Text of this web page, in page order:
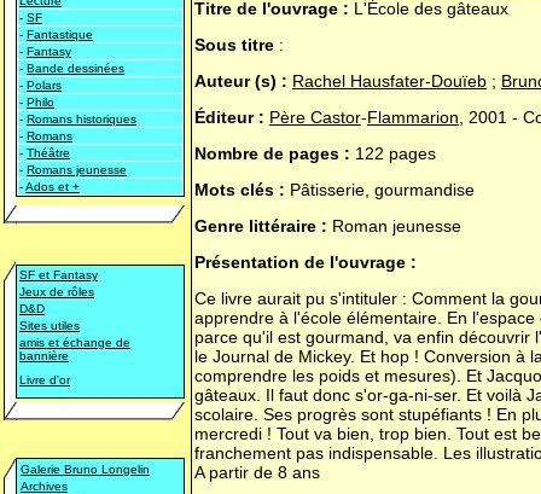
- SF
- Fantastique
- Fantasy
- Bande dessinées
- Polars
- Philo
- Romans historiques
- Romans
- Théâtre
- Romans jeunesse
-Ados et +
SF et Fantasy
Jeux de rôles
D&D
Sites utiles
amis et échange de
bannière
Livre d'or
Galerie Bruno Longelin
Archives
Titre de l'ouvrage : L'École des gâteaux
Sous titre :
Auteur (s) : Rachel Hausfater-Douïeb ;
Éditeur : Père Castor-Flammarion , 2001 -
Nombre de pages : 122 pages
Mots clés : Pâtisserie, gourmandise
Genre littéraire : Roman jeunesse
Présentation de l'ouvrage :
Ce livre aurait pu s'intituler : Comment la
apprendre à l'école élémentaire. En
parce qu'il est gourmand, va enfin
le Journal de Mickey. Et hop ! Conversion à
comprendre les poids et mesures). Et
gâteaux. Il faut donc s'or-ga-ni-ser. Et voilà
scolaire. Ses progrès sont stupéfiants ! En
mercredi ! Tout va bien, trop bien. Tout est
franchement pas indispensable. Les
A partir de 8 ans